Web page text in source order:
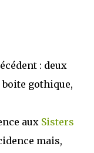
: deux
gothique,
aux Sisters
mais,